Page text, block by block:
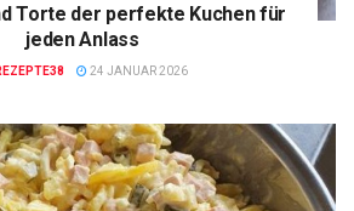
Torte der perfekte Kuchen für
jeden Anlass
24 JANUAR 2026